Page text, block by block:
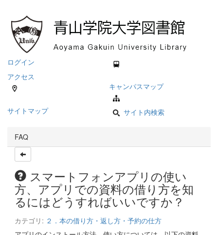
ログイン
アクセス
キャンパスマップ
サイトマップ サイト内検索
FAQ
スマートフォンアプリの使い
方、アプリでの資料の借り方を知
るにはどうすればいいですか？
カテゴリ: ２．本の借り方・返し方・予約の仕方